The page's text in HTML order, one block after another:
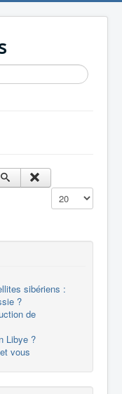
Affichage #
sibériens :
?
de
Libye ?
vous